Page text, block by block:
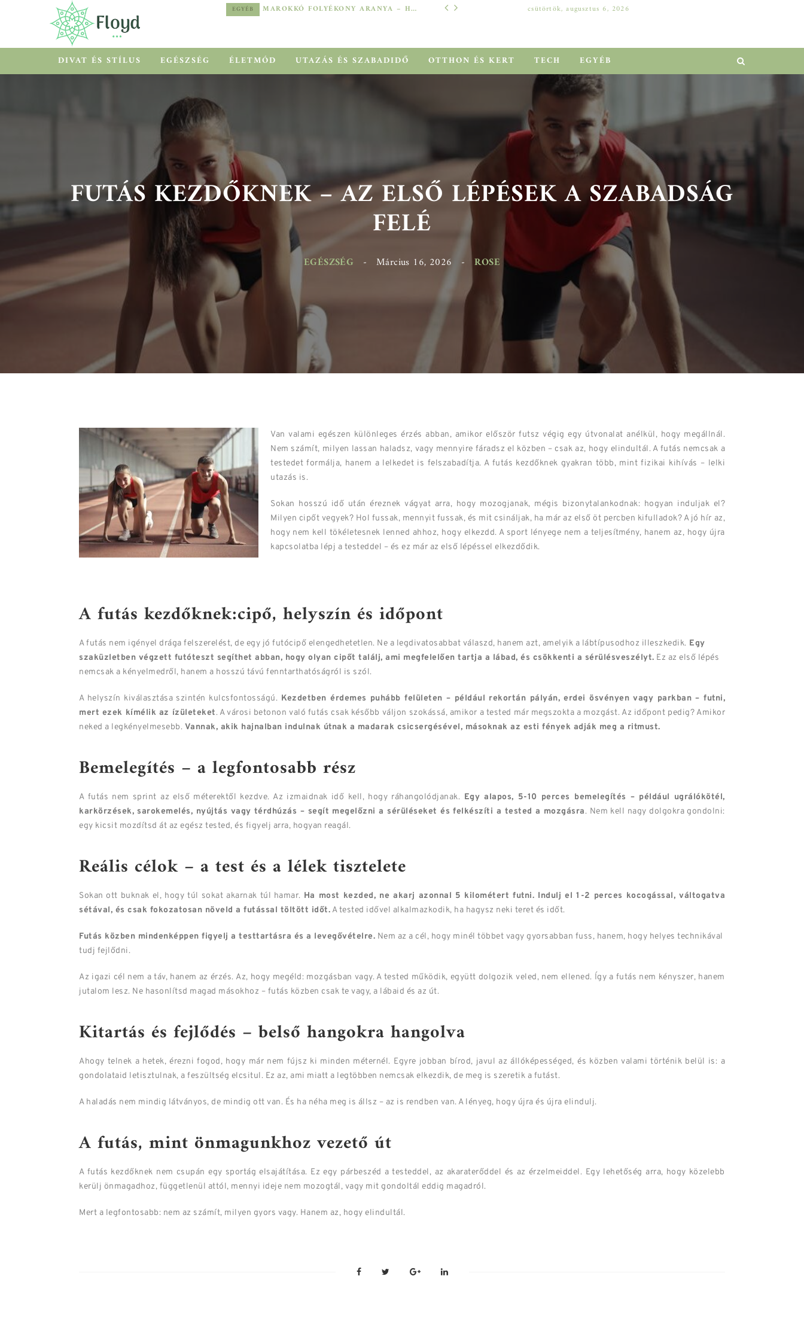
EGYÉB MAROKKÓ FOLYÉKONY ARANYA – HOGYAN SEGÍT AZ ARGÁNOLAJ A SZÁRAZ, MEGVISELT TINCSEKEN? csütörtök, augusztus 6, 2026
DIVAT ÉS STÍLUS EGÉSZSÉG ÉLETMÓD UTAZÁS ÉS SZABADIDŐ OTTHON ÉS KERT TECH EGYÉB
FUTÁS KEZDŐKNEK – AZ ELSŐ LÉPÉSEK A SZABADSÁG
FELÉ
EGÉSZSÉG Március 16, 2026 - ROSE
Van valami egészen különleges érzés abban, amikor először futsz végig egy útvonalat anélkül, hogy megállnál.
Nem számít, milyen lassan haladsz, vagy mennyire fáradsz el közben – csak az, hogy elindultál. A futás nemcsak a
testedet formálja, hanem a lelkedet is felszabadítja. A futás kezdőknek gyakran több, mint fizikai kihívás – lelki
utazás is.
Sokan hosszú idő után éreznek vágyat arra, hogy mozogjanak, mégis bizonytalankodnak: hogyan induljak el?
Milyen cipőt vegyek? Hol fussak, mennyit fussak, és mit csináljak, ha már az első öt percben kifulladok? A jó hír az,
hogy nem kell tökéletesnek lenned ahhoz, hogy elkezdd. A sport lényege nem a teljesítmény, hanem az, hogy újra
kapcsolatba lépj a testeddel – és ez már az első lépéssel elkezdődik.
A futás kezdőknek:cipő, helyszín és időpont
A futás nem igényel drága felszerelést, de egy jó futócipő elengedhetetlen. Ne a legdivatosabbat válaszd, hanem azt, amelyik a lábtípusodhoz illeszkedik. Egy
szaküzletben végzett futóteszt segíthet abban, hogy olyan cipőt találj, ami megfelelően tartja a lábad, és csökkenti a sérülésveszélyt. Ez az első lépés
nemcsak a kényelmedről, hanem a hosszú távú fenntarthatóságról is szól.
A helyszín kiválasztása szintén kulcsfontosságú. Kezdetben érdemes puhább felületen – például rekortán pályán, erdei ösvényen vagy parkban – futni,
mert ezek kímélik az ízületeket. A városi betonon való futás csak később váljon szokássá, amikor a tested már megszokta a mozgást. Az időpont pedig? Amikor
neked a legkényelmesebb. Vannak, akik hajnalban indulnak útnak a madarak csicsergésével, másoknak az esti fények adják meg a ritmust.
Bemelegítés – a legfontosabb rész
A futás nem sprint az első méterektől kezdve. Az izmaidnak idő kell, hogy ráhangolódjanak. Egy alapos, 5-10 perces bemelegítés – például ugrálókötél,
karkörzések, sarokemelés, nyújtás vagy térdhúzás – segít megelőzni a sérüléseket és felkészíti a tested a mozgásra. Nem kell nagy dolgokra gondolni:
egy kicsit mozdítsd át az egész tested, és figyelj arra, hogyan reagál.
Reális célok – a test és a lélek tisztelete
Sokan ott buknak el, hogy túl sokat akarnak túl hamar. Ha most kezded, ne akarj azonnal 5 kilométert futni. Indulj el 1-2 perces kocogással, váltogatva
sétával, és csak fokozatosan növeld a futással töltött időt. A tested idővel alkalmazkodik, ha hagysz neki teret és időt.
Futás közben mindenképpen figyelj a testtartásra és a levegővételre. Nem az a cél, hogy minél többet vagy gyorsabban fuss, hanem, hogy helyes technikával
tudj fejlődni.
Az igazi cél nem a táv, hanem az érzés. Az, hogy megéld: mozgásban vagy. A tested működik, együtt dolgozik veled, nem ellened. Így a futás nem kényszer, hanem
jutalom lesz. Ne hasonlítsd magad másokhoz – futás közben csak te vagy, a lábaid és az út.
Kitartás és fejlődés – belső hangokra hangolva
Ahogy telnek a hetek, érezni fogod, hogy már nem fújsz ki minden méternél. Egyre jobban bírod, javul az állóképességed, és közben valami történik belül is: a
gondolataid letisztulnak, a feszültség elcsitul. Ez az, ami miatt a legtöbben nemcsak elkezdik, de meg is szeretik a futást.
A haladás nem mindig látványos, de mindig ott van. És ha néha meg is állsz – az is rendben van. A lényeg, hogy újra és újra elindulj.
A futás, mint önmagunkhoz vezető út
A futás kezdőknek nem csupán egy sportág elsajátítása. Ez egy párbeszéd a testeddel, az akaraterőddel és az érzelmeiddel. Egy lehetőség arra, hogy közelebb
kerülj önmagadhoz, függetlenül attól, mennyi ideje nem mozogtál, vagy mit gondoltál eddig magadról.
Mert a legfontosabb: nem az számít, milyen gyors vagy. Hanem az, hogy elindultál.